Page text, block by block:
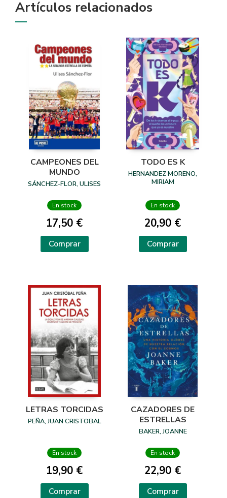
Artículos relacionados
CAMPEONES DEL
MUNDO
SÁNCHEZ-FLOR, ULISES
En stock
17,50 €
Comprar
TODO ES K
HERNANDEZ MORENO,
MIRIAM
En stock
20,90 €
Comprar
LETRAS TORCIDAS
PEÑA, JUAN CRISTOBAL
En stock
19,90 €
Comprar
CAZADORES DE
ESTRELLAS
BAKER, JOANNE
En stock
22,90 €
Comprar